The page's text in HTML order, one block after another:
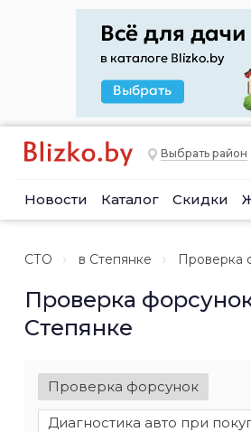
Выбрать район
Новости Каталог Скидки
СТО в Степянке Проверка
Проверка
Степянке
Проверка форсунок
Диагностика авто при